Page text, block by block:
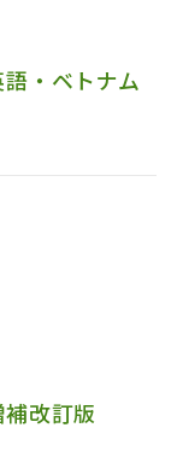
・ベトナム
改訂版